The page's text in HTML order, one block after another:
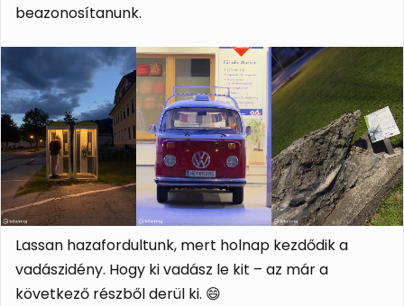
beazonosítanunk.
Lassan hazafordultunk, mert holnap kezdődik a
vadászidény. Hogy ki vadász le kit – az már a
következő részből derül ki. 😄